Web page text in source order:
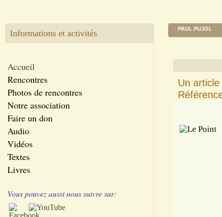
Informations et activités
Accueil
Rencontres
Photos de rencontres
Notre association
Faire un don
Audio
Vidéos
Textes
Livres
Vous pouvez aussi nous suivre sur:
PAUL PUJOL
Un